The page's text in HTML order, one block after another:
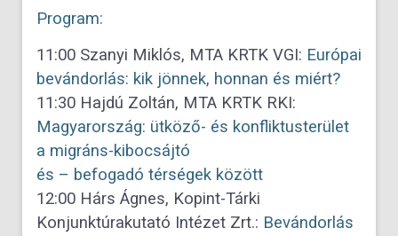
Program:
11:00 Szanyi Miklós, MTA KRTK VGI: Európai
bevándorlás: kik jönnek, honnan és miért?
11:30 Hajdú Zoltán, MTA KRTK RKI:
Magyarország: ütköző- és konfliktusterület
a migráns-kibocsájtó
és – befogadó térségek között
12:00 Hárs Ágnes, Kopint-Tárki
Konjunktúrakutató Intézet Zrt.: Bevándorlás